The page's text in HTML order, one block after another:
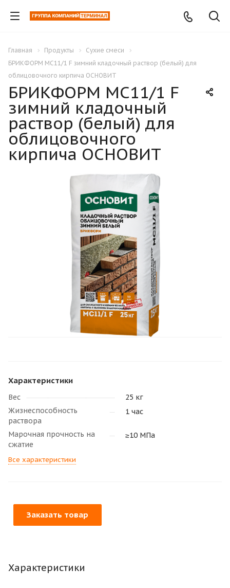
Главная Продукты
Сухие смеси
БРИКФОРМ MC11/1 F зимний кладочный раствор (белый) для
облицовочного кирпича ОСНОВИТ
БРИКФОРМ MC11/1 F
зимний кладочный
раствор (белый) для
облицовочного
кирпича ОСНОВИТ
Характеристики
Вес
25 кг
Жизнеспособность
раствора
1 час
Марочная прочность на
сжатие
≥10 МПа
Все характеристики
Заказать товар
Характеристики